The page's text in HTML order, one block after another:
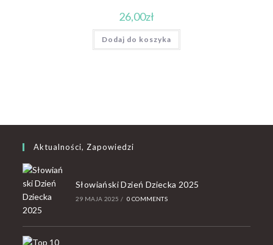
26,00zł
Dodaj do koszyka
Aktualności, Zapowiedzi
Słowiański Dzień Dziecka 2025
29 MAJA 2025 / 0 COMMENTS